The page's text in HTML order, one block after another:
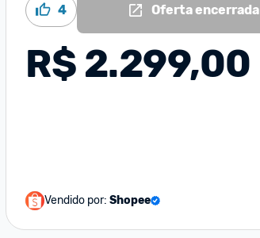
4 Oferta encerrada
R$ 2.299,00
Vendido por: Shopee